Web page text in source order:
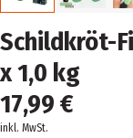
Schildkröt-
x 1,0 kg
17,99 €
inkl. MwSt.